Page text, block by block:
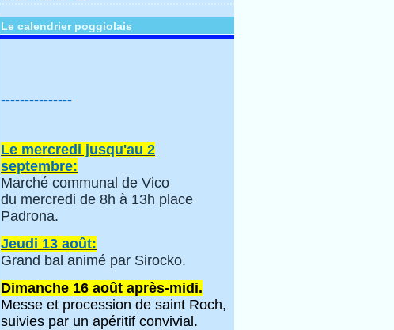
Le calendrier poggiolais
---------------
Le mercredi jusqu'au 2
septembre:
Marché communal de Vico
du mercredi de 8h à 13h place
Padrona.
Jeudi 13 août:
Grand bal animé par Sirocko.
Dimanche 16 août après-midi.
Messe et procession de saint Roch,
suivies par un apéritif convivial.